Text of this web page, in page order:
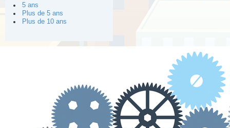
5 ans
Plus de 5 ans
Plus de 10 ans